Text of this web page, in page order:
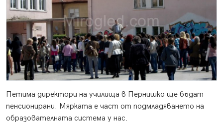
Петима директори на училища в Пернишко ще бъдат
пенсионирани. Мярката е част от подмладяването на
образователната система у нас.